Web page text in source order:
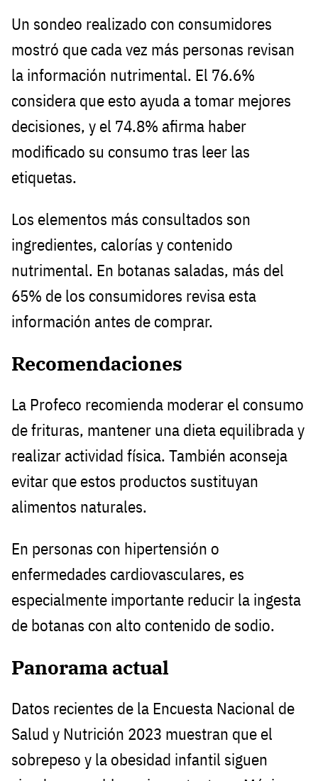
Un sondeo realizado con consumidores
mostró que cada vez más personas revisan
la información nutrimental. El 76.6%
considera que esto ayuda a tomar mejores
decisiones, y el 74.8% afirma haber
modificado su consumo tras leer las
etiquetas.
Los elementos más consultados son
ingredientes, calorías y contenido
nutrimental. En botanas saladas, más del
65% de los consumidores revisa esta
información antes de comprar.
Recomendaciones
La Profeco recomienda moderar el consumo
de frituras, mantener una dieta equilibrada y
realizar actividad física. También aconseja
evitar que estos productos sustituyan
alimentos naturales.
En personas con hipertensión o
enfermedades cardiovasculares, es
especialmente importante reducir la ingesta
de botanas con alto contenido de sodio.
Panorama actual
Datos recientes de la Encuesta Nacional de
Salud y Nutrición 2023 muestran que el
sobrepeso y la obesidad infantil siguen